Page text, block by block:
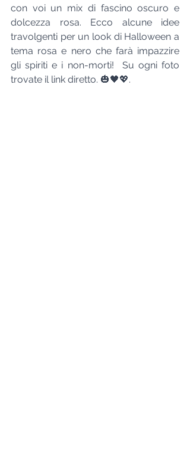
con voi un mix di fascino oscuro e
dolcezza rosa. Ecco alcune idee
travolgenti per un look di Halloween a
tema rosa e nero che farà impazzire
gli spiriti e i non-morti!  Su ogni foto
trovate il link diretto. 🎃🖤💖.